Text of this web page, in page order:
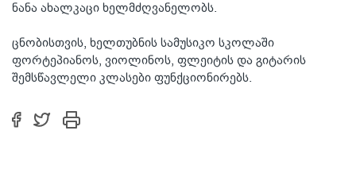
ნანა ახალკაცი ხელმძღვანელობს.
ცნობისთვის, ხელთუბნის სამუსიკო სკოლაში
ფორტეპიანოს, ვიოლინოს, ფლეიტის და გიტარის
შემსწავლელი კლასები ფუნქციონირებს.